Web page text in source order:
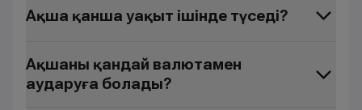
Ақша қанша уақыт ішінде түседі?
Ақшаны қандай валютамен
аударуға болады?